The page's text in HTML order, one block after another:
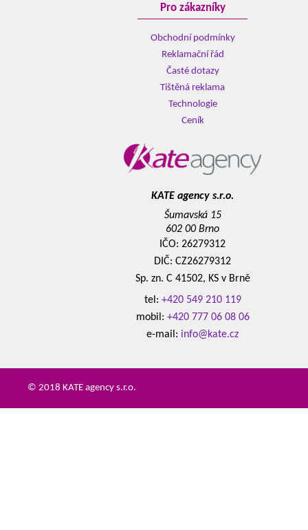
Pro zákazníky
Obchodní podmínky
Reklamační řád
Časté dotazy
Tištěná reklama
Technologie
Ceník
KATE agency s.r.o.
Šumavská 15
602 00 Brno
IČO: 26279312
DIČ: CZ26279312
Sp. zn. C 41502, KS v Brně
tel: +420 549 210 119
mobil: +420 777 06 08 06
e-mail: info@kate.cz
© 2018 KATE agency s.r.o.